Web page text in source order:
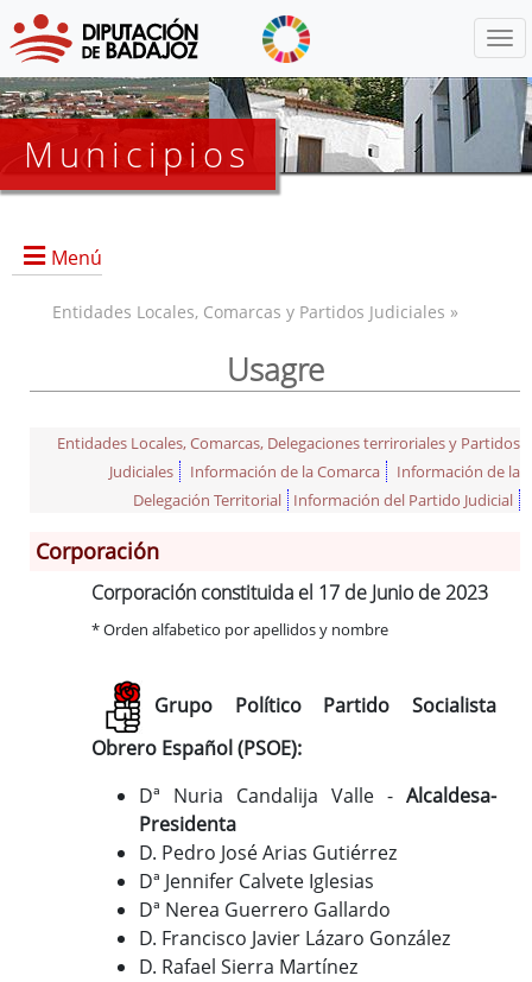
Municipios
Menú
Información General
Historia
Gastronomía
Población
Archivo Municipal
Corporación
Correo-e gratis
Códigos para FACe
Entidades Locales, Comarcas y Partidos Judiciales »
Usagre
Entidades Locales, Comarcas, Delegaciones terriroriales y Partidos
Judiciales
Información de la Comarca
Información de la
Delegación Territorial
Información del Partido Judicial
Corporación
Corporación constituida el 17 de Junio de 2023
* Orden alfabetico por apellidos y nombre
Grupo Político Partido Socialista
Obrero Español (PSOE):
Dª Nuria Candalija Valle - Alcaldesa-
Presidenta
D. Pedro José Arias Gutiérrez
Dª Jennifer Calvete Iglesias
Dª Nerea Guerrero Gallardo
D. Francisco Javier Lázaro González
D. Rafael Sierra Martínez